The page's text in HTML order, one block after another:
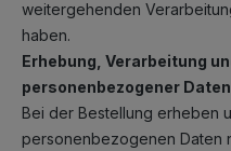
weitergehenden
haben.
Erhebung, Verarbeitung
personenbezogener
Bei der Bestellung erheben
personenbezogenen Daten